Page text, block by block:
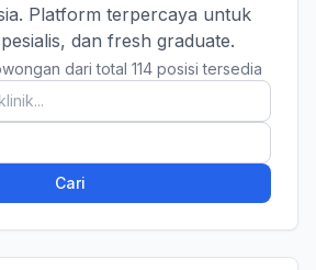
Platform terpercaya untuk
dan fresh graduate.
dari total 114 posisi tersedia
Cari